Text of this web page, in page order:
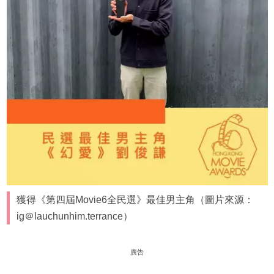
獲得《第四屆Movie6全民選》最佳男主角（圖片來源：
ig＠lauchunhim.terrance）
廣告